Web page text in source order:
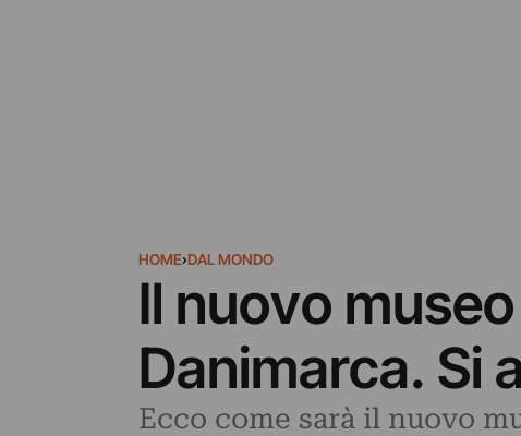
HOME›DAL MONDO
Il nuovo
Danimarca. Si
Ecco come sarà il nuovo